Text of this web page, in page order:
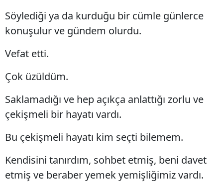
Söylediği ya da kurduğu bir cümle günlerce
konuşulur ve gündem olurdu.
Vefat etti.
Çok üzüldüm.
Saklamadığı ve hep açıkça anlattığı zorlu ve
çekişmeli bir hayatı vardı.
Bu çekişmeli hayatı kim seçti bilemem.
Kendisini tanırdım, sohbet etmiş, beni davet
etmiş ve beraber yemek yemişliğimiz vardı.